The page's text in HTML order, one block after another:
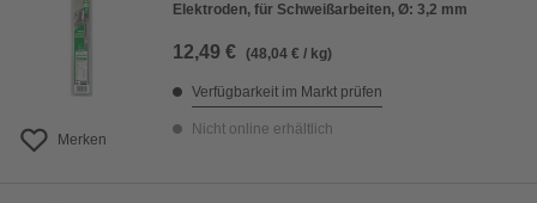
Merken
Elektroden, für Schweißarbeiten, Ø: 3,2 mm
12,49 € (48,04 € / kg)
Verfügbarkeit im Markt prüfen
Nicht online erhältlich